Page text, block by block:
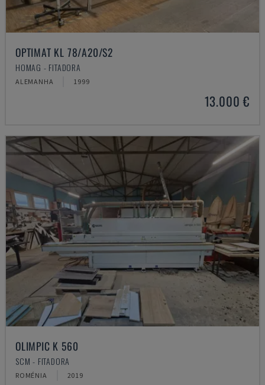
OPTIMAT KL 78/A20/S2
HOMAG - FITADORA
ALEMANHA 1999
13.000 €
OLIMPIC K 560
SCM - FITADORA
ROMÉNIA 2019